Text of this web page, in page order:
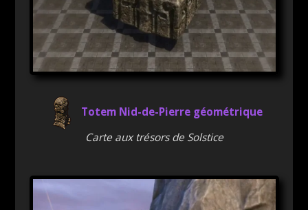
Totem Nid-de-Pierre géométrique
Carte aux trésors de Solstice